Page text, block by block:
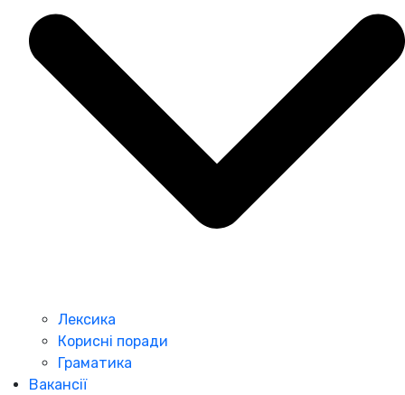
Лексика
Корисні поради
Граматика
Вакансії